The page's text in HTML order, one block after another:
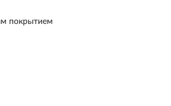
покрытием